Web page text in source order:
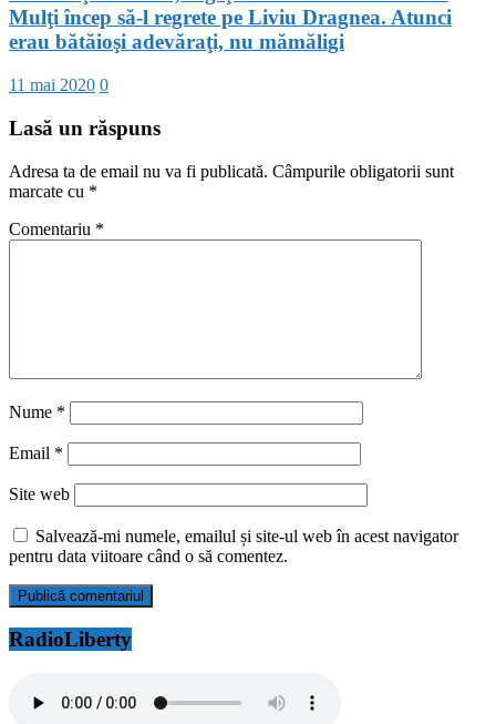
Mulţi încep să-l regrete pe Liviu Dragnea. Atunci
erau bătăioşi adevăraţi, nu mămăligi
11 mai 2020 0
Lasă un răspuns
Adresa ta de email nu va fi publicată. Câmpurile obligatorii sunt
marcate cu *
Comentariu *
Nume *
Email *
Site web
Salvează-mi numele, emailul și site-ul web în acest navigator
pentru data viitoare când o să comentez.
RadioLiberty